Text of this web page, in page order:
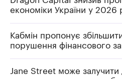
економіки України у 2026
Кабмін пропонує
порушення фінансового
Jane Street може залучити